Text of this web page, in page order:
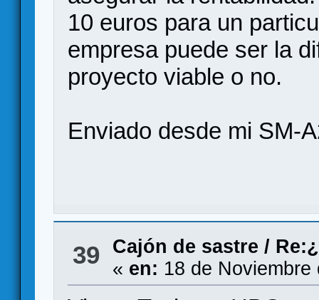
10 euros para un
empresa puede ser la
proyecto viable o no.
Enviado desde mi SM-
39 Cajón de sastre /
« en: 18 de